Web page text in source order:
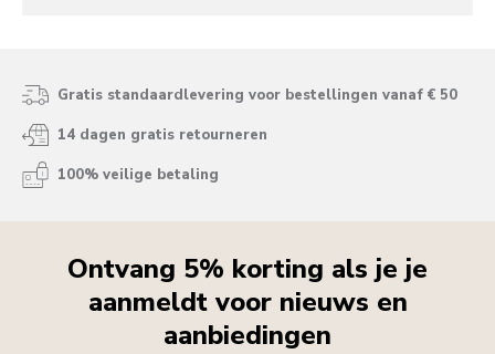
Gratis standaardlevering voor bestellingen vanaf € 50
14 dagen gratis retourneren
100% veilige betaling
Ontvang 5% korting als je je
aanmeldt voor nieuws en
aanbiedingen